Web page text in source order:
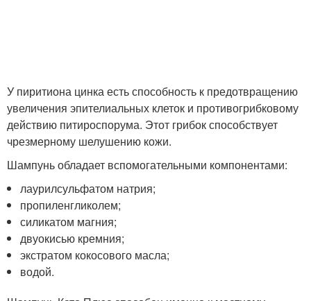
У пиритиона цинка есть способность к предотвращению
увеличения эпителиальных клеток и противогрибковому
действию питироспорума. Этот грибок способствует
чрезмерному шелушению кожи.
Шампунь обладает вспомогательными компонентами:
лаурилсульфатом натрия;
пропиленгликолем;
силикатом магния;
двуокисью кремния;
экстратом кокосового масла;
водой.